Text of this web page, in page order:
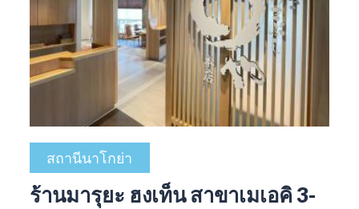
สถานีนาโกย่า
ร้านมารุยะ ฮงเท็น สาขาเมเอคิ 3-